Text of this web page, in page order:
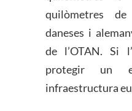
quilòmetres
daneses i
de l’OTAN. Si
protegir un
infraestructura